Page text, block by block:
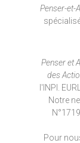
Penser-et-
Penser et
des
l'INPI.
Notre
Pour